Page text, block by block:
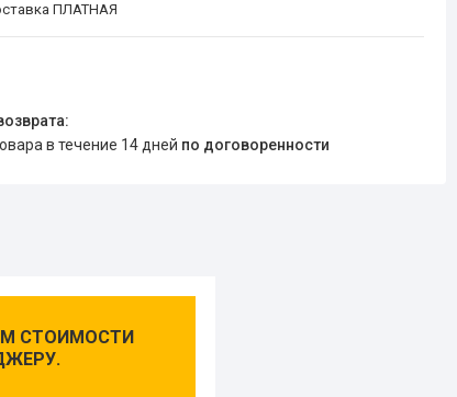
ПЛАТНАЯ
в течение 14 дней по договоренности
СТОИМОСТИ